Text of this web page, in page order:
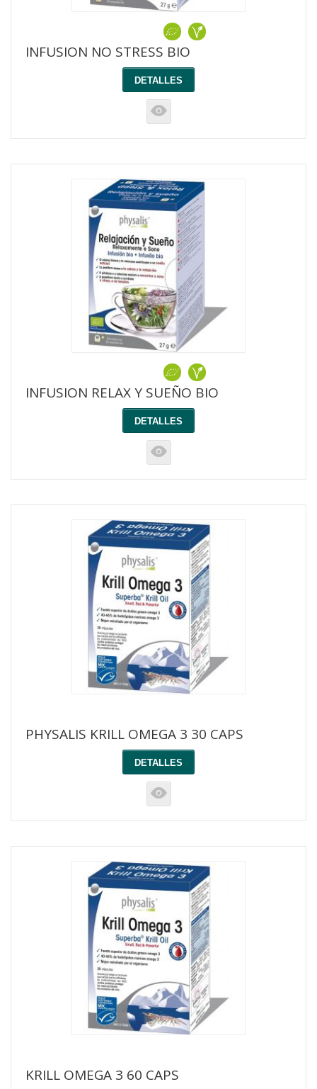
INFUSION NO STRESS BIO
DETALLES
K
INFUSION RELAX Y SUEÑO BIO
DETALLES
K
PHYSALIS KRILL OMEGA 3 30 CAPS
DETALLES
K
KRILL OMEGA 3 60 CAPS